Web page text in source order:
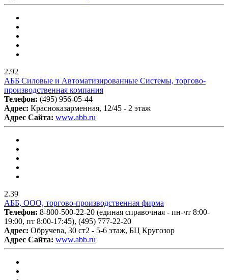
2.92
АББ Силовые и Автоматизированные Системы, торгово-
производственная компания
Телефон: (495) 956-05-44
Адрес: Красноказарменная, 12/45 - 2 этаж
Адрес Сайта: www.abb.ru
2.39
АББ, ООО, торгово-производственная фирма
Телефон: 8-800-500-22-20 (единая справочная - пн-чт 8:00-
19:00, пт 8:00-17:45), (495) 777-22-20
Адрес: Обручева, 30 ст2 - 5-6 этаж, БЦ Кругозор
Адрес Сайта: www.abb.ru